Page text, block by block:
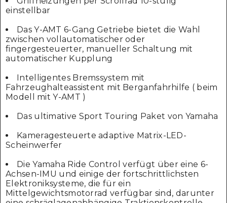
einstellbar
Das Y-AMT 6-Gang Getriebe bietet die Wahl
zwischen vollautomatischer oder
fingergesteuerter, manueller Schaltung mit
automatischer Kupplung
Intelligentes Bremssystem mit
Fahrzeughalteassistent mit Berganfahrhilfe ( beim
Modell mit Y-AMT )
Das ultimative Sport Touring Paket von Yamaha
Kameragesteuerte adaptive Matrix-LED-
Scheinwerfer
Die Yamaha Ride Control verfügt über eine 6-
Achsen-IMU und einige der fortschrittlichsten
Elektroniksysteme, die für ein
Mittelgewichtsmotorrad verfügbar sind, darunter